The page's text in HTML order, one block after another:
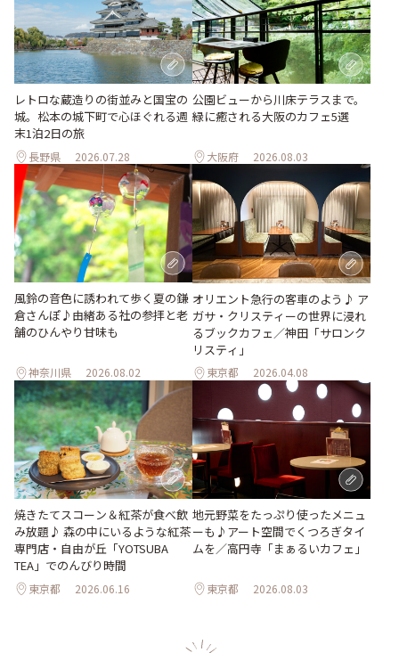
レトロな蔵造りの街並みと国宝の
城。松本の城下町で心ほぐれる週
末1泊2日の旅
長野県 2026.07.28
公園ビューから川床テラスまで。
緑に癒される大阪のカフェ5選
大阪府 2026.08.03
風鈴の音色に誘われて歩く夏の鎌
倉さんぽ♪由緒ある社の参拝と老
舗のひんやり甘味も
神奈川県 2026.08.02
オリエント急行の客車のよう♪ ア
ガサ・クリスティーの世界に浸れ
るブックカフェ／神田「サロンク
リスティ」
東京都 2026.04.08
焼きたてスコーン＆紅茶が食べ飲
み放題♪ 森の中にいるような紅茶
専門店・自由が丘「YOTSUBA
TEA」でのんびり時間
東京都 2026.06.16
地元野菜をたっぷり使ったメニュ
ーも♪アート空間でくつろぎタイ
ムを／高円寺「まぁるいカフェ」
東京都 2026.08.03